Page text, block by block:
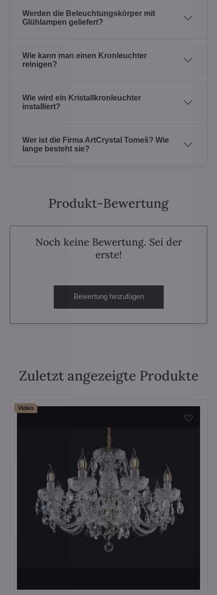
Werden die Beleuchtungskörper mit
Glühlampen geliefert?
Wie kann man einen Kronleuchter
reinigen?
Wie wird ein Kristallkronleuchter
installiert?
Wer ist die Firma ArtCrystal Tomeš? Wie
lange besteht sie?
Produkt-Bewertung
Noch keine Bewertung. Sei der
erste!
Bewertung hinzufügen
Zuletzt angezeigte Produkte
Video